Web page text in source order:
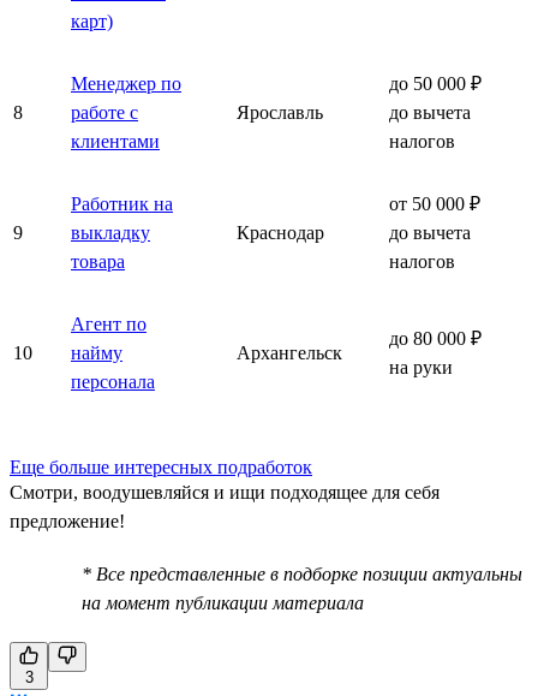
карт)
8
Менеджер по
работе с
клиентами
Ярославль
до 50 000 ₽
до вычета
налогов
9
Работник на
выкладку
товара
Краснодар
от 50 000 ₽
до вычета
налогов
10
Агент по
найму
персонала
Архангельск
до 80 000 ₽
на руки
Еще больше интересных подработок
Смотри, воодушевляйся и ищи подходящее для себя
предложение!
* Все представленные в подборке позиции актуальны
на момент публикации материала
3